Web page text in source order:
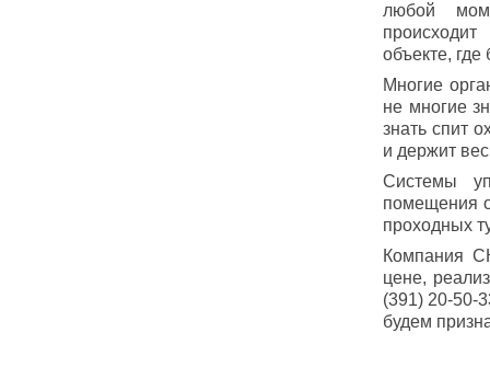
любой
объекте,
Многие
не многие
знать спит
и держит
Системы
помещения
проходных
Компания
цене,
(391) 20-50-
будем